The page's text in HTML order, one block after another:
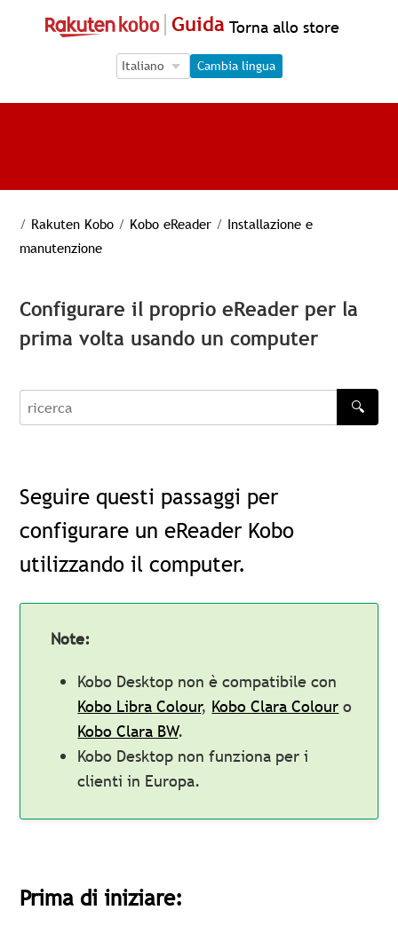
Guida Torna allo store
Language Selection
Language Selection
Cambia lingua
/ Rakuten Kobo / Kobo eReader / Installazione e
manutenzione
Configurare il proprio eReader per la
prima volta usando un computer
recherche
🔍
Seguire questi passaggi per
configurare un eReader Kobo
utilizzando il computer.
Note:
Kobo Desktop non è compatibile con
Kobo Libra Colour, Kobo Clara Colour o
Kobo Clara BW.
Kobo Desktop non funziona per i
clienti in Europa.
Prima di iniziare: